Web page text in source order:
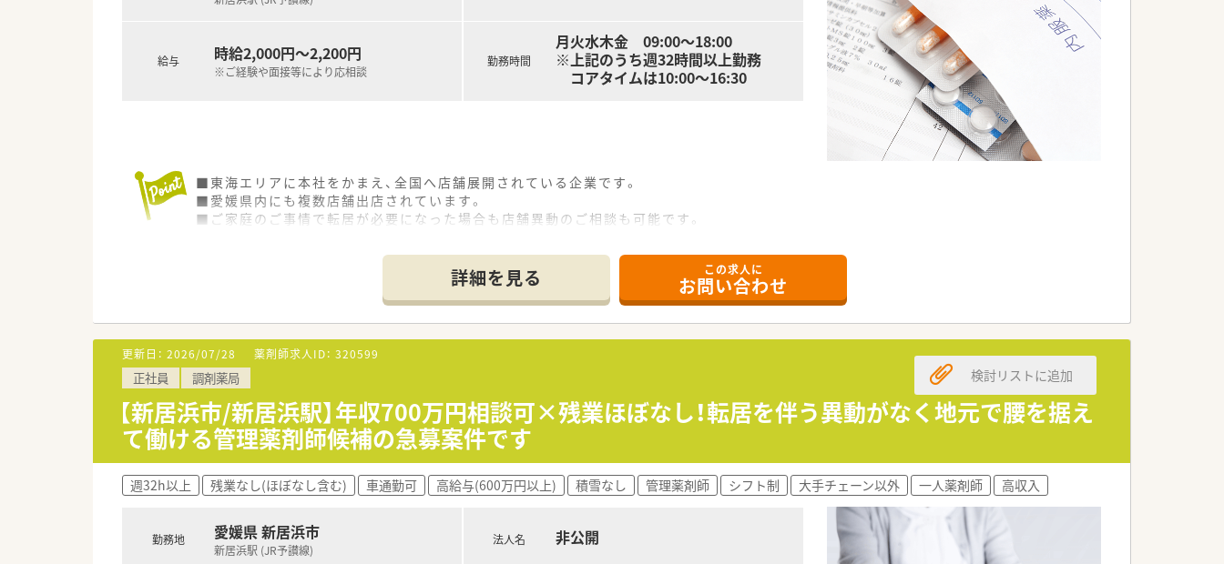
■有給休暇平均消化日数10日（入社後3カ月経過後2日、半年経過後10日付与）と休暇においてもライフワークバランスのとりやすい環
■全店にバーコードによる過誤防止システム導入済
・過誤がおきた際、24時間以内に社長まで報告があがり個人で止めず全社を上げてのサポート体制が整っており、安心して勤務できる調
剤薬局です。
■2019年 0402通知を受けより薬剤師業務を対人業務にシフトさせる為、調剤補助の研修所を兵庫県に設立。社内で定められた研修を
③現場業務＋リクルーター、OJT対応、新規開局プロジェクト、専門認定薬剤師などご興味や専門性を生かしたキャリアもあり
■15分単位で受講可能なe-ラーニングを導入、会社指定の研修・勉強会は勤務日扱い。
■学会発表の為のサポートも内容についての研修、プレゼンについての研修と手厚いサポート体制有
■大手チェーン薬局でのご就業をお考えの方
などお気軽にお問い合わせください！
給与 時給2,000円～2,200円
※ご経験や面接等により応相談
勤務時間
月火水木金 09:00～18:00
※上記のうち週32時間以上勤務
コアタイムは10:00～16:30
■東海エリアに本社をかまえ、全国へ店舗展開されている企業です。
■愛媛県内にも複数店舗出店されています。
■ご家庭のご事情で転居が必要になった場合も店舗異動のご相談も可能です。
詳細を見る この求人に
お問い合わせ
更新日： 2026/07/28 薬剤師求人ID： 320599
正社員 調剤薬局
【新居浜市/新居浜駅】年収700万円相談可×残業ほぼなし！転居を伴う異動がなく地元で腰を据え
て働ける管理薬剤師候補の急募案件です
検討リストに追加
週32h以上 残業なし(ほぼなし含む) 車通勤可 高給与(600万円以上) 積雪なし 管理薬剤師 シフト制 大手チェーン以外 一人薬剤師 高収入
勤務地 愛媛県 新居浜市
新居浜駅 (JR予讃線)
法人名 非公開